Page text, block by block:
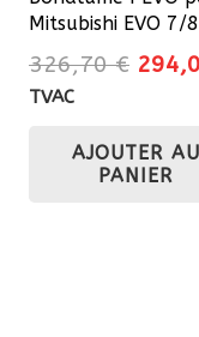
Mitsubishi EVO 7/8
326,70€ Le
était :
TVAC
AJOUTER AU
PANIER